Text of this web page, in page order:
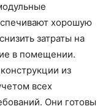
хорошую
затраты на
в помещении.
из
всех
Они готовы